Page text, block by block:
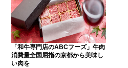
「和牛専門店のABCフーズ」牛肉
消費量全国屈指の京都から美味し
い肉を